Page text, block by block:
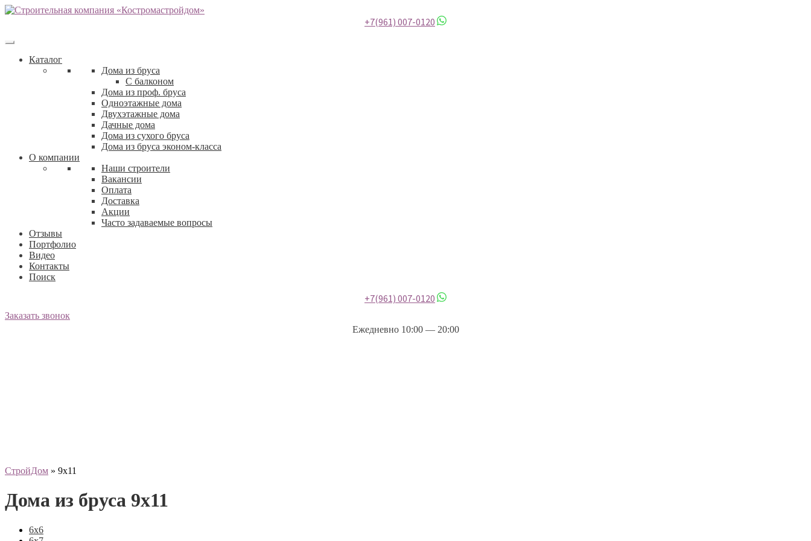
+7(961) 007-0120
Каталог
Дома из бруса
С балконом
Дома из проф. бруса
Одноэтажные дома
Двухэтажные дома
Дачные дома
Дома из сухого бруса
Дома из бруса эконом-класса
О компании
Наши строители
Вакансии
Оплата
Доставка
Акции
Часто задаваемые вопросы
Отзывы
Портфолио
Видео
Контакты
Поиск
+7(961) 007-0120
Заказать звонок
Ежедневно 10:00 — 20:00
СтройДом » 9x11
Дома из бруса 9x11
6х6